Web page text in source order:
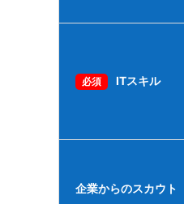
必須 ITスキル
企業からのスカウト